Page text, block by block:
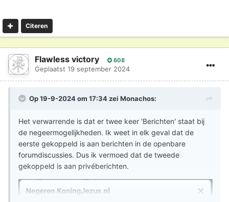
Citeren
Flawless victory 608
Geplaatst 19 september 2024
Op 19-9-2024 om 17:34 zei Monachos:
Het verwarrende is dat er twee keer 'Berichten' staat bij
de negeermogelijkheden. Ik weet in elk geval dat de
eerste gekoppeld is aan berichten in de openbare
forumdiscussies. Dus ik vermoed dat de tweede
gekoppeld is aan privéberichten.